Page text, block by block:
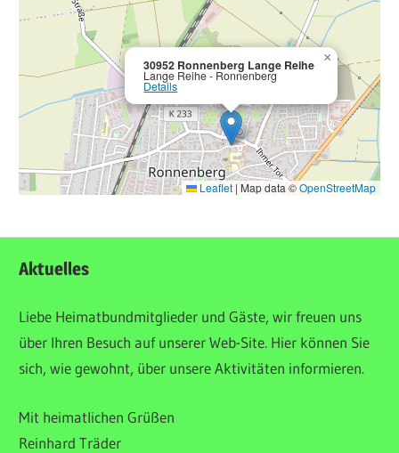
30952 Ronnenberg Lange Reihe
Lange Reihe - Ronnenberg
Details
×
Leaflet | Map data ©OpenStreetMap
Aktuelles
Liebe Heimatbundmitglieder und Gäste, wir freuen uns
über Ihren Besuch auf unserer Web-Site. Hier können Sie
sich, wie gewohnt, über unsere Aktivitäten informieren.
Mit heimatlichen Grüßen
Reinhard Träder